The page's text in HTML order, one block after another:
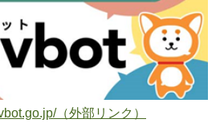
（外部リンク）